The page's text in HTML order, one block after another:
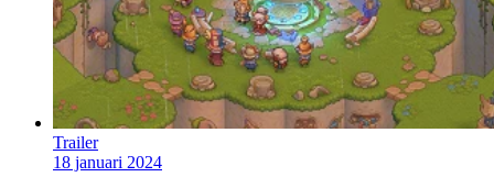
Trailer
18 januari 2024